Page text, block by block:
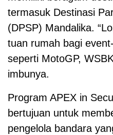
termasuk Destinasi
(DPSP) Mandalika.
tuan rumah bagi
seperti MotoGP,
imbunya.
Program APEX in
bertujuan untuk
pengelola bandara